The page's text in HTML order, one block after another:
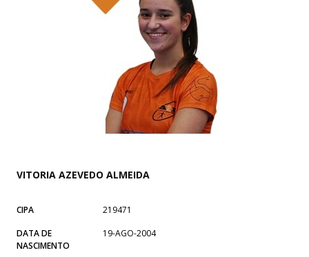
VITORIA AZEVEDO ALMEIDA
CIPA
219471
DATA DE
NASCIMENTO
19-AGO-2004